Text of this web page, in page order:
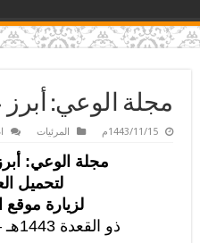
مجلة الوعي: أبرز
1443/11/15م المرئيات
مجلة الوعي:
لتحميل
لزيارة موقع
ذو القعدة 1443هـ – حزيران/يونيو 2022م